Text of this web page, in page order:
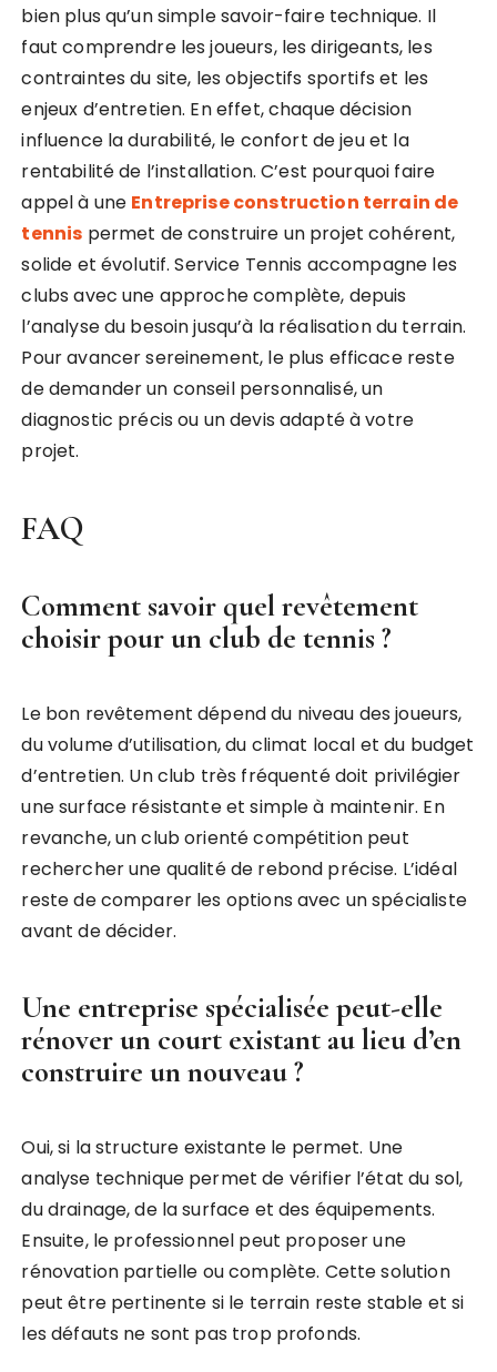
bien plus qu’un simple savoir-faire technique. Il
faut comprendre les joueurs, les dirigeants, les
contraintes du site, les objectifs sportifs et les
enjeux d’entretien. En effet, chaque décision
influence la durabilité, le confort de jeu et la
rentabilité de l’installation. C’est pourquoi faire
appel à une Entreprise construction terrain de
tennis permet de construire un projet cohérent,
solide et évolutif. Service Tennis accompagne les
clubs avec une approche complète, depuis
l’analyse du besoin jusqu’à la réalisation du terrain.
Pour avancer sereinement, le plus efficace reste
de demander un conseil personnalisé, un
diagnostic précis ou un devis adapté à votre
projet.
FAQ
Comment savoir quel revêtement
choisir pour un club de tennis ?
Le bon revêtement dépend du niveau des joueurs,
du volume d’utilisation, du climat local et du budget
d’entretien. Un club très fréquenté doit privilégier
une surface résistante et simple à maintenir. En
revanche, un club orienté compétition peut
rechercher une qualité de rebond précise. L’idéal
reste de comparer les options avec un spécialiste
avant de décider.
Une entreprise spécialisée peut-elle
rénover un court existant au lieu d’en
construire un nouveau ?
Oui, si la structure existante le permet. Une
analyse technique permet de vérifier l’état du sol,
du drainage, de la surface et des équipements.
Ensuite, le professionnel peut proposer une
rénovation partielle ou complète. Cette solution
peut être pertinente si le terrain reste stable et si
les défauts ne sont pas trop profonds.